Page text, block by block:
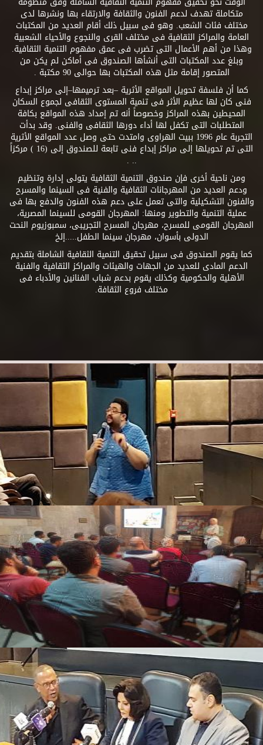
متكاملة تهدف لدعم الفنون والثقافة والارتقاء بها ونشرها لدى
مختلف فئات الشعب. وهو فى سبيل ذلك أقام العديد من المكتبات
العامة والمراكز الثقافية فى مختلف القرى والنجوع والأحياء الشعبية
وهذا من أهم الأعمال التى تضرب فى عمق مفهوم التنمية الثقافية.
وبلغ عدد المكتبات التى أنشأها الصندوق فى أماكن لم يكن من
المتصور إقامة مثل هذه المكتبات بها حوالى 90 مكتبة .
كما أن فلسفة تحويل المواقع الأثرية –بعد ترميمها–إلى مراكز إبداع
فنى كان لها عظيم الأثر فى تنمية المستوى الثقافى لجموع السكان
المحيطين بهذه المراكز وخصوصاً أنه تم إمداد هذه المواقع بكافة
المتطلبات التى تكفل لها أداء دورها الثقافى والفنى. وقد بدأت
التجربة عام 1996 ببيت الهراوى وامتدت حتى وصل عدد المواقع الأثرية
التى تم تحويلها إلى مراكز إبداع فنى تابعة للصندوق إلى (16 ) مركزاً
.. .
ومن ناحية أخرى فإن صندوق التنمية الثقافية يتولى إدارة وتنظيم
ودعم العديد من المهرجانات الثقافية والفنية فى السينما والمسرح
والفنون التشكيلية والتى تعمل على دعم هذه الفنون والدفع بها فى
عملية التنمية والتطوير ومنها: المهرجان القومى للسينما المصرية،
المهرجان القومى للمسرح، مهرجان المسرح التجريبى، سمبوزيوم النحت
الدولى بأسوان، مهرجان سينما الطفل.....إلخ
كما يقوم الصندوق فى سبيل تحقيق التنمية الثقافية الشاملة بتقديم
الدعم المادى للعديد من الجهات والهيئات والمراكز الثقافية والفنية
الأهلية والحكومية وكذلك يقوم بدعم شباب الفنانين والأدباء فى
مختلف فروع الثقافة.